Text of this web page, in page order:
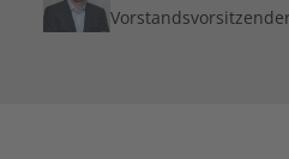
Vorstandsvorsitzender